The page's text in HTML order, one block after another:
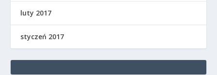
luty 2017
styczeń 2017